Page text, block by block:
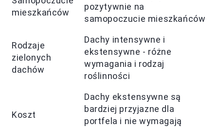
mieszkańców
pozytywnie na
samopoczucie mieszkańców
Rodzaje
zielonych
dachów
Dachy intensywne i
ekstensywne - różne
wymagania i rodzaj
roślinności
Koszt
Dachy ekstensywne są
bardziej przyjazne dla
portfela i nie wymagają